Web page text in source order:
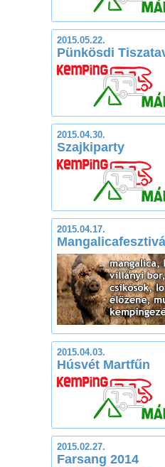
2015.05.22.
Pünkösdi
2015.04.30.
Szajkiparty
2015.04.17.
2015.04.03.
Húsvét Martfűn
2015.02.27.
Farsang 2014